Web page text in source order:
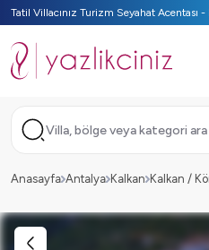
Tatil Villacınız Turizm Seyahat Acentası
Villa, bölge veya kategori ara
Anasayfa Antalya Kalkan Kalkan /